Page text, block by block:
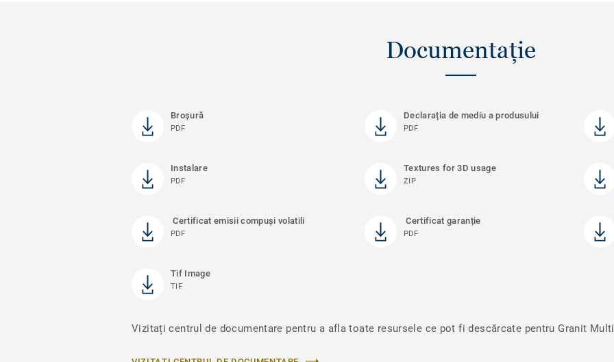
Documentație
Broșură
PDF
Declarația de mediu a produsului
PDF
Instalare
PDF
Textures for 3D usage
ZIP
Certificat emisii compuși volatili
PDF
Certificat garanție
PDF
Tif Image
TIF
Vizitați centrul de documentare pentru a afla toate resursele ce pot fi descărcate pentru Granit